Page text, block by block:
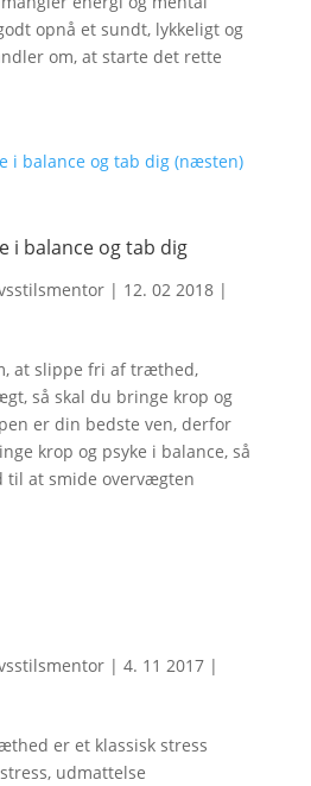
opnå et sundt, lykkeligt og
om, at starte det rette
i balance og tab dig
| 12. 02 2018|
at slippe fri af træthed,
så skal du bringe krop og
er din bedste ven, derfor
krop og psyke i balance, så
til at smide overvægten
| 4. 11 2017|
er et klassisk stress
udmattelse